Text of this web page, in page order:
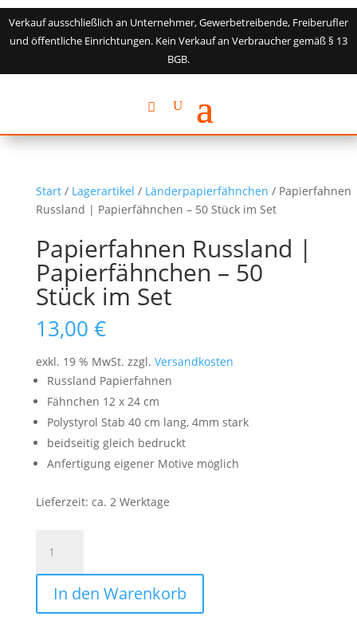
Verkauf ausschließlich an Unternehmer, Gewerbetreibende, Freiberufler
und öffentliche Einrichtungen. Kein Verkauf an Verbraucher gemäß § 13
BGB.
Start/ Lagerartikel / Länderpapierfähnchen / Papierfahnen
Russland | Papierfähnchen – 50 Stück im Set
Papierfahnen Russland |
Papierfähnchen – 50
Stück im Set
13,00 €
exkl. 19 % MwSt. zzgl. Versandkosten
Russland Papierfahnen
Fähnchen 12 x 24 cm
Polystyrol Stab 40 cm lang, 4mm stark
beidseitig gleich bedruckt
Anfertigung eigener Motive möglich
Lieferzeit: ca. 2 Werktage
Russland
|
Papierfähnchen
-
In den Warenkorb